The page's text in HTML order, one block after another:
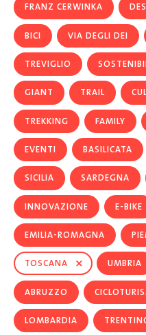
FRANZ CERWINKA
BICI VIA DEGLI DEI
TREVIGLIO
GIANT TRAIL
TREKKING FAMILY
EVENTI BASILICATA
SICILIA SARDEGNA
INNOVAZIONE E-BIKE
EMILIA-ROMAGNA
TOSCANA × UMBRIA
ABRUZZO
LOMBARDIA